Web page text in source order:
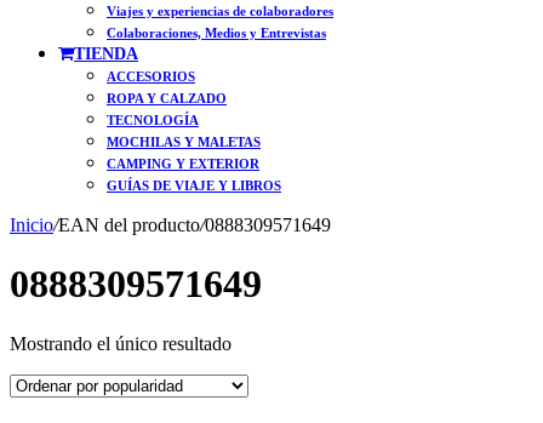
Viajes y experiencias de colaboradores
Colaboraciones, Medios y Entrevistas
TIENDA
ACCESORIOS
ROPA Y CALZADO
TECNOLOGÍA
MOCHILAS Y MALETAS
CAMPING Y EXTERIOR
GUÍAS DE VIAJE Y LIBROS
Inicio/EAN del producto/0888309571649
0888309571649
Mostrando el único resultado